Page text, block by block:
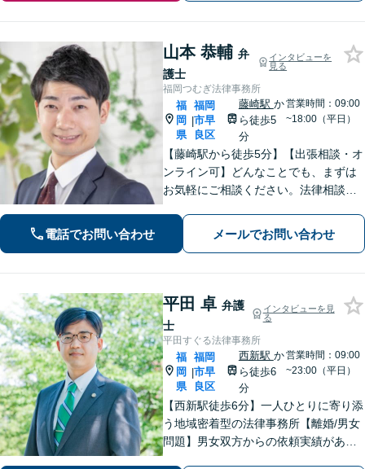
山本 恭輔 弁
護士
インタビューを
見る
福岡つむぎ法律事務所
福
岡
県
|
福岡
市早
良区
藤崎駅 か
ら徒歩5
分
営業時間：09:00
~18:00（平日）
【藤崎駅から徒歩5分】【出張相談・オ
ンライン可】どんなことでも、まずは
お気軽にご相談ください。法律相談で
り聞くことが大事だと考えています。
【明瞭でリーズナブルな料金体制】
電話でお問い合わせ メールでお問い合わせ
平田 卓 弁護
士
インタビューを見
る
平田すぐる法律事務所
福
岡
県
|
福岡
市早
良区
西新駅 か
ら徒歩6
分
営業時間：09:00
~23:00（平日）
【西新駅徒歩6分】一人ひとりに寄り添
う地域密着型の法律事務所【離婚/男女
問題】男女双方からの依頼実績があり